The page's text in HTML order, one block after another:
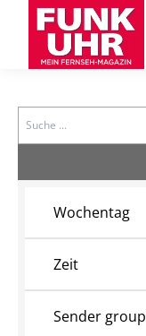
Search
Wochentag
Zeit
Sender group